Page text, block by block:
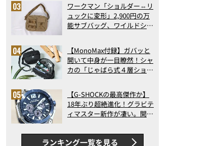
アの実力
ワークマン「ショルダー⇔リ
ュックに変形」2,900円の万
能サブバッグ、ワイルドシン
記事ランキングベスト3】
（2026年6月版）
【MonoMax付録】ガバッと
開いて中身が一目瞭然！シャ
カの「じゃばら式４層ショル
った！
【G-SHOCKの最高傑作か】
18年ぶり超絶進化！グラビテ
ィマスター新作が凄い。開発
新ムーブメントの衝撃
ランキング一覧を見る